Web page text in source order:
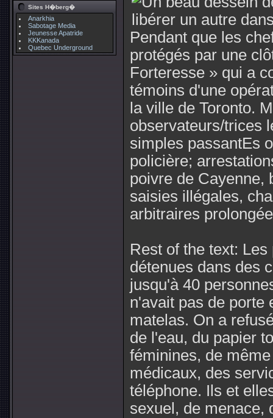
Sites H�berg�
Anarkhia
Sabotage Media
Jeunesse Apatride
KKKanada
Quebec Underground
Pendant que les
protégés par une
Forteresse » qui a
témoins d'une
la ville de Toronto.
observateurs/trices
simples passantEs
policière;
poivre de Cayenne,
saisies illégales,
arbitraires
Rest of the text:
détenues dans des
jusqu'à 40
n'avait pas de porte
matelas. On a
de l'eau, du papier
féminines, de
médicaux, des
téléphone. Ils et
sexuel, de menace,